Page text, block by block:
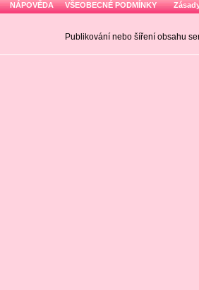
NÁPOVĚDA VŠEOBECNÉ PODMÍNKY
Publikování nebo šíření obsahu